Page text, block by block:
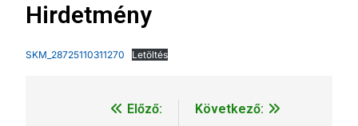
Hirdetmény
SKM_28725110311270 Letöltés
BejegyzésElőző:
Következő: